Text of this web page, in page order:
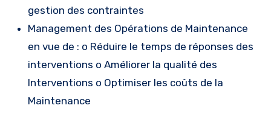
gestion des contraintes
Management des Opérations de Maintenance
en vue de : o Réduire le temps de réponses des
interventions o Améliorer la qualité des
Interventions o Optimiser les coûts de la
Maintenance